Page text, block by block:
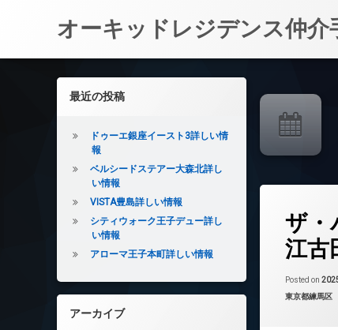
オーキッドレジデンス仲介
ザ・
江古
Posted on
カテゴリー:
東京都練馬区
24時間管理
CATV
左サイドバー
最近の投稿
ドゥーエ銀座イースト3詳しい情
報
ベルシードステアー大森北詳し
い情報
VISTA豊島詳しい情報
シティウォーク王子デュー詳し
い情報
アローマ王子本町詳しい情報
アーカイブ